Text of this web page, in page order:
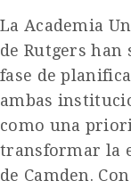
La Academia
de Rutgers han
fase de
ambas
como una
transformar la
de Camden.